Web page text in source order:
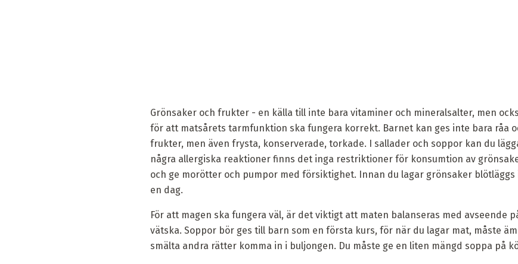
Grönsaker och frukter - en källa till inte bara vitaminer och mineralsalter, men
för att matsårets tarmfunktion ska fungera korrekt. Barnet kan ges inte bara råa
frukter, men även frysta, konserverade, torkade. I sallader och soppor kan du
några allergiska reaktioner finns det inga restriktioner för konsumtion av
och ge morötter och pumpor med försiktighet. Innan du lagar grönsaker
en dag.
För att magen ska fungera väl, är det viktigt att maten balanseras med avseende
vätska. Soppor bör ges till barn som en första kurs, för när du lagar mat, måste
smälta andra rätter komma in i buljongen. Du måste ge en liten mängd soppa på